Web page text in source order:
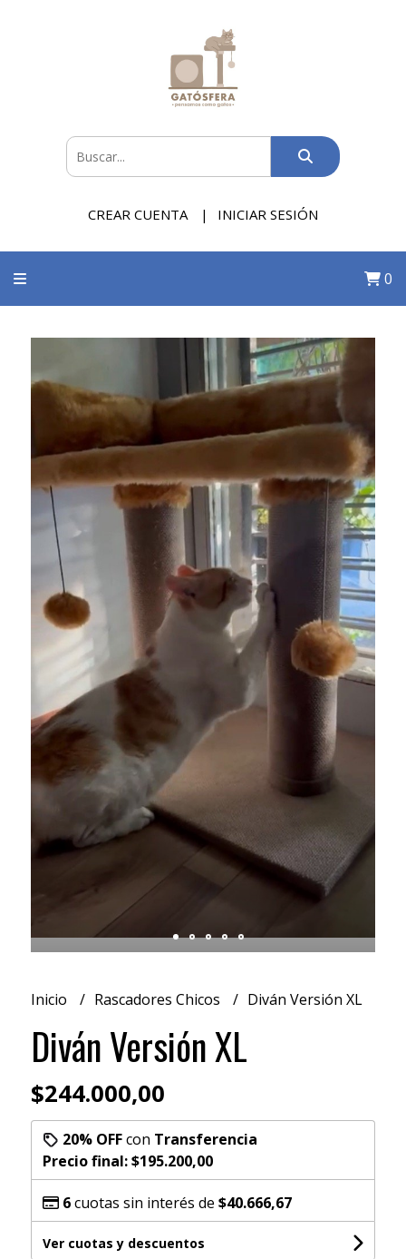
CREAR CUENTA INICIAR SESIÓN
0
Inicio Rascadores Chicos Diván Versión XL
Diván Versión XL
$244.000,00
20% OFFcon Transferencia
Precio final:$195.200,00
6cuotas sin interés de $40.666,67
Ver cuotas y descuentos